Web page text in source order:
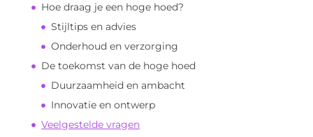
Hoe draag je een hoge hoed?
Stijltips en advies
Onderhoud en verzorging
De toekomst van de hoge hoed
Duurzaamheid en ambacht
Innovatie en ontwerp
Veelgestelde vragen